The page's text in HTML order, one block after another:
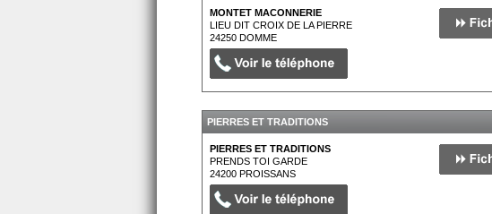
MONTET MACONNERIE
LIEU DIT CROIX DE LA PIERRE
24250DOMME
PIERRES ET TRADITIONS
PIERRES ET TRADITIONS
PRENDS TOI GARDE
24200PROISSANS